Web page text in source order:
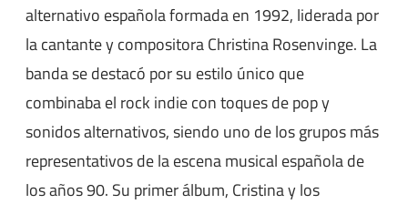
alternativo española formada en 1992, liderada por
la cantante y compositora Christina Rosenvinge. La
banda se destacó por su estilo único que
combinaba el rock indie con toques de pop y
sonidos alternativos, siendo uno de los grupos más
representativos de la escena musical española de
los años 90. Su primer álbum, Cristina y los